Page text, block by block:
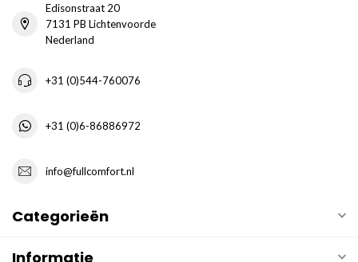
Edisonstraat 20
7131 PB Lichtenvoorde
Nederland
+31 (0)544-760076
+31 (0)6-86886972
info@fullcomfort.nl
Categorieën
Informatie